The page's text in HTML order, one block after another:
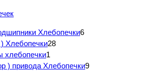
Хлебопечки6
Хлебопечки28
хлебопечки1
) привода Хлебопечки9